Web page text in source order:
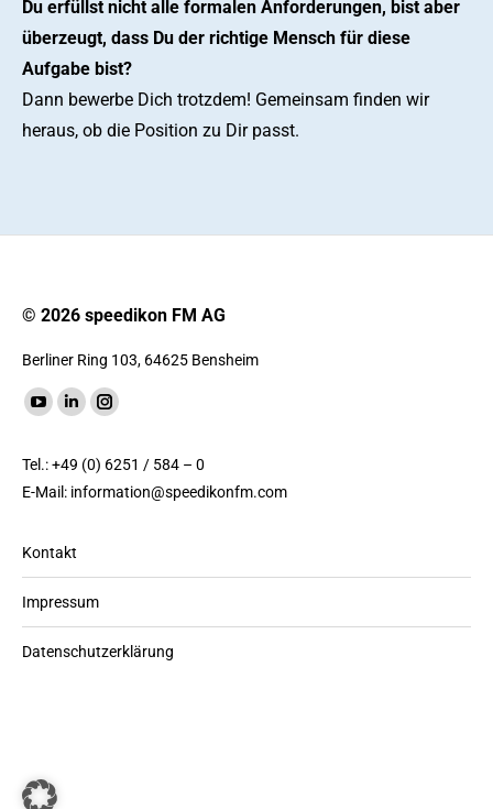
Du erfüllst nicht alle formalen Anforderungen, bist aber
überzeugt, dass Du der richtige Mensch für diese
Aufgabe bist?
Dann bewerbe Dich trotzdem! Gemeinsam finden wir
heraus, ob die Position zu Dir passt.
© 2026 speedikon FM AG
Berliner Ring 103, 64625 Bensheim
Finde uns auf:
YouTube
wird
in
neuen
geöffnet
LinkedIn
wird
in
neuen
Instagram
wird
in
Tel.: +49 (0) 6251 / 584 – 0
E-Mail: information@speedikonfm.com
Kontakt
Impressum
Datenschutzerklärung